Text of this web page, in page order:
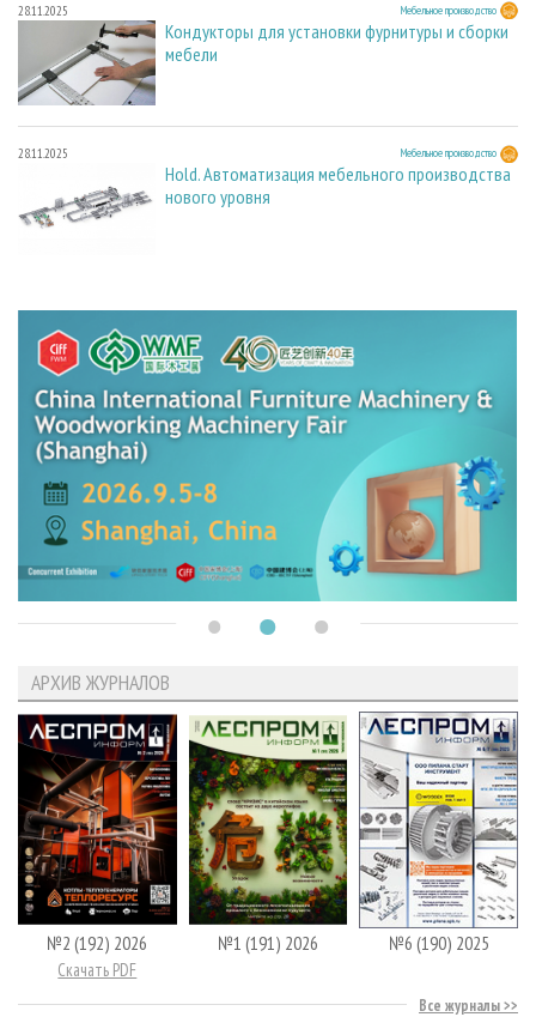
28.11.2025 Мебельное производство
Кондукторы для установки фурнитуры и сборки
мебели
28.11.2025 Мебельное производство
Hold. Автоматизация мебельного производства
нового уровня
АРХИВ ЖУРНАЛОВ
№2 (192) 2026
Скачать PDF
№1 (191) 2026 №6 (190) 2025
Все журналы